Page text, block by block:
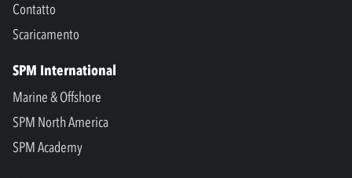
Contatto
Scaricamento
SPM International
Marine & Offshore
SPM North America
SPM Academy